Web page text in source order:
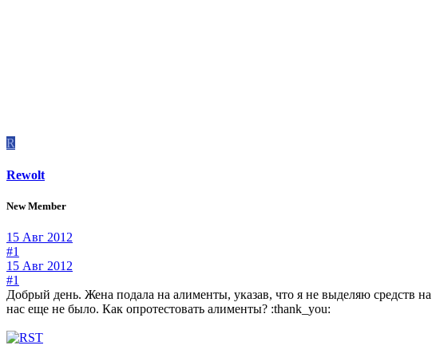
R
Rewolt
New Member
15 Авг 2012
#1
15 Авг 2012
#1
Добрый день. Жена подала на алименты, указав, что я не выделяю средств
нас еще не было. Как опротестовать алименты? :thank_you: